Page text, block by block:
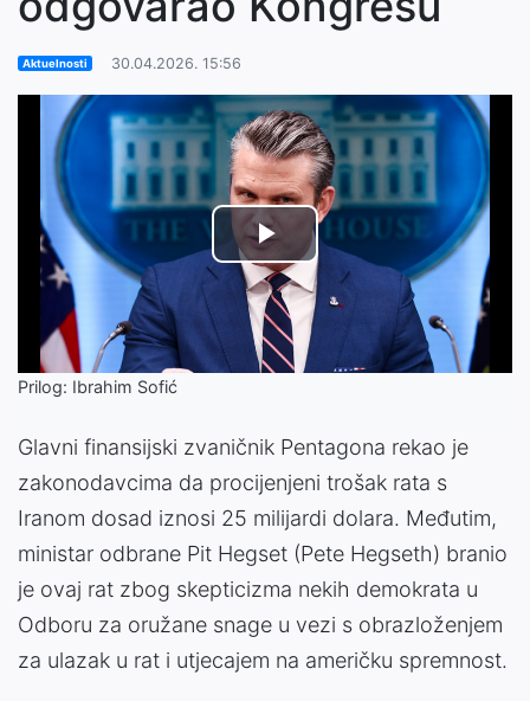
Aktuelnosti 30.04.2026. 15:56
Play
Video
Prilog: Ibrahim Sofić
Glavni finansijski zvaničnik Pentagona rekao je
zakonodavcima da procijenjeni trošak rata s
Iranom dosad iznosi 25 milijardi dolara. Međutim,
ministar odbrane Pit Hegset (Pete Hegseth) branio
je ovaj rat zbog skepticizma nekih demokrata u
Odboru za oružane snage u vezi s obrazloženjem
za ulazak u rat i utjecajem na američku spremnost.